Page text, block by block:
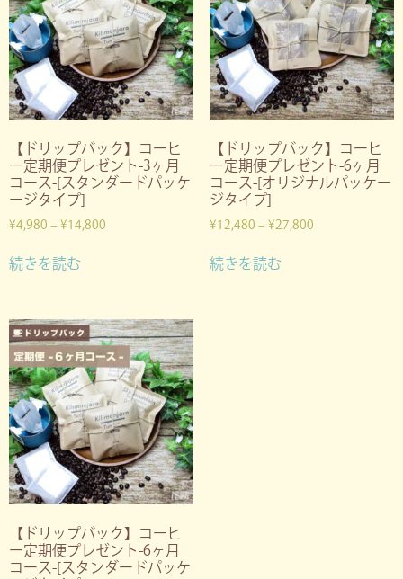
【ドリップバック】コーヒ
ー定期便プレゼント-3ヶ月
コース-[スタンダードパッケ
ージタイプ]
¥4,980 –¥14,800
続きを読む
【ドリップバック】コーヒ
ー定期便プレゼント-6ヶ月
コース-[オリジナルパッケー
ジタイプ]
¥12,480 –¥27,800
続きを読む
【ドリップバック】コーヒ
ー定期便プレゼント-6ヶ月
コース-[スタンダードパッケ